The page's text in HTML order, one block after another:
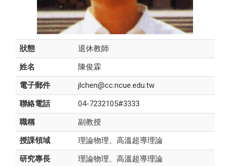
狀態
退休教師
姓名
陳俊霖
電子郵件
jlchen@cc.ncue.edu.tw
聯絡電話
04-7232105#3333
職稱
副教授
授課領域
理論物理、高溫超導理論
研究專長
理論物理、高溫超導理論